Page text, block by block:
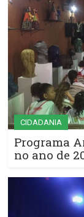
CIDADANIA
Programa
no ano de